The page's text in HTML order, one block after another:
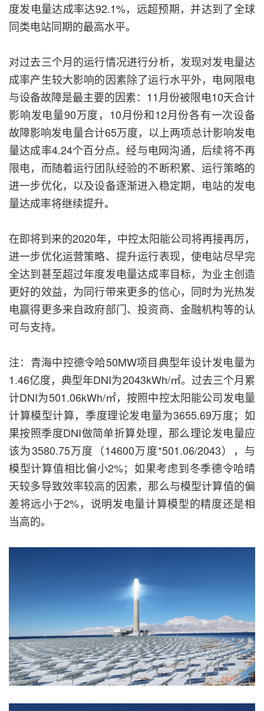
度发电量达成率达92.1%，远超预期，并达到了全球
同类电站同期的最高水平。
对过去三个月的运行情况进行分析，发现对发电量达
成率产生较大影响的因素除了运行水平外，电网限电
与设备故障是最主要的因素：11月份被限电10天合计
影响发电量90万度，10月份和12月份各有一次设备
故障影响发电量合计65万度，以上两项总计影响发电
量达成率4.24个百分点。经与电网沟通，后续将不再
限电，而随着运行团队经验的不断积累、运行策略的
进一步优化，以及设备逐渐进入稳定期，电站的发电
量达成率将继续提升。
在即将到来的2020年，中控太阳能公司将再接再厉，
进一步优化运营策略、提升运行表现，使电站尽早完
全达到甚至超过年度发电量达成率目标，为业主创造
更好的效益，为同行带来更多的信心，同时为光热发
电赢得更多来自政府部门、投资商、金融机构等的认
可与支持。
注：青海中控德令哈50MW项目典型年设计发电量为
1.46亿度，典型年DNI为2043kWh/㎡。过去三个月累
计DNI为501.06kWh/㎡，按照中控太阳能公司发电量
计算模型计算，季度理论发电量为3655.69万度；如
果按照季度DNI做简单折算处理，那么理论发电量应
该为3580.75万度（14600万度*501.06/2043），与
模型计算值相比偏小2%；如果考虑到冬季德令哈晴
天较多导致效率较高的因素，那么与模型计算值的偏
差将远小于2%，说明发电量计算模型的精度还是相
当高的。